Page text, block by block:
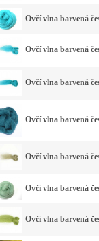
Ovčí vlna barvená
Ovčí vlna barvená
Ovčí vlna barvená
Ovčí vlna barvená
Ovčí vlna barvená
Ovčí vlna barvená
Ovčí vlna barvená